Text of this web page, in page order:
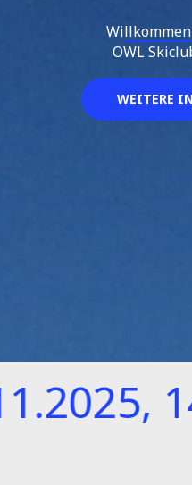
OWL
WEITERE
14:00